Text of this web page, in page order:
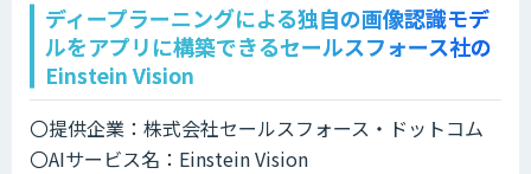
ディープラーニングによる独自の画像認識モデ
ルをアプリに構築できるセールスフォース社の
Einstein Vision
〇提供企業：株式会社セールスフォース・ドットコム
〇AIサービス名：Einstein Vision